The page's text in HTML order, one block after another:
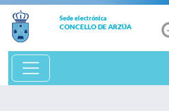
Sede electrónica
CONCELLO DE ARZÚA